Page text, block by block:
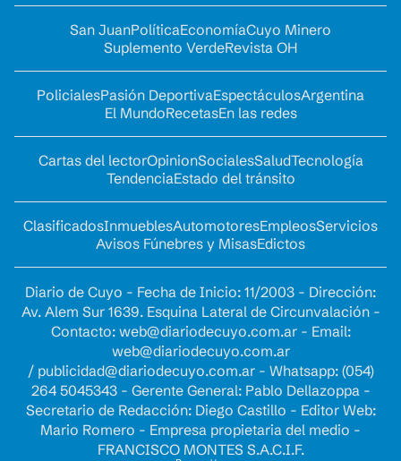
San JuanPolíticaEconomíaCuyo Minero
Suplemento VerdeRevista OH
PolicialesPasión DeportivaEspectáculosArgentina
El MundoRecetasEn las redes
Cartas del lectorOpinionSocialesSaludTecnología
TendenciaEstado del tránsito
ClasificadosInmueblesAutomotoresEmpleosServicios
Avisos Fúnebres y MisasEdictos
Diario de Cuyo - Fecha de Inicio: 11/2003 - Dirección:
Av. Alem Sur 1639. Esquina Lateral de Circunvalación -
Contacto: web@diariodecuyo.com.ar- Email:
web@diariodecuyo.com.ar
/ publicidad@diariodecuyo.com.ar- Whatsapp: (054)
264 5045343 - Gerente General: Pablo Dellazoppa -
Secretario de Redacción: Diego Castillo - Editor Web:
Mario Romero - Empresa propietaria del medio -
FRANCISCO MONTES S.A.C.I.F.